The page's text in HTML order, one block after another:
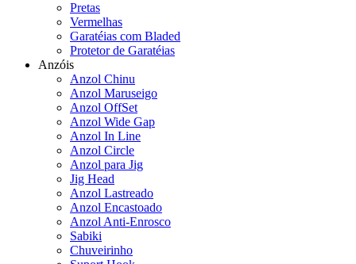
Pretas
Vermelhas
Garatéias com Bladed
Protetor de Garatéias
Anzóis
Anzol Chinu
Anzol Maruseigo
Anzol OffSet
Anzol Wide Gap
Anzol In Line
Anzol Circle
Anzol para Jig
Jig Head
Anzol Lastreado
Anzol Encastoado
Anzol Anti-Enrosco
Sabiki
Chuveirinho